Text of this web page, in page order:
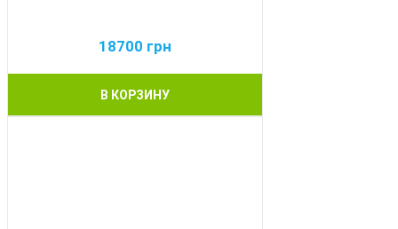
18700 грн
В КОРЗИНУ